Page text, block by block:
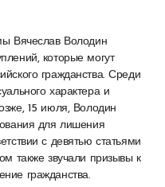
Вячеслав Володин
которые могут
гражданства. Среди
характера и
15 июля, Володин
для лишения
с девятью статьями
также звучали призывы к
гражданства.